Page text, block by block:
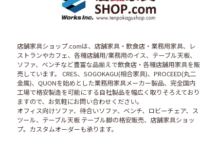
店舗家具ショップ.comは、店舗家具・飲食店・業務用家具、レ
ストランやカフェ、各種店舗用/業務用のイス、テーブル天板、
ソファ、ベンチなど豊富な品揃えで飲食店・各種店舗用家具を販
売しています。 CRES、SOGOKAGU(相合家具)、PROCEED(丸二
金属)、QUONを始めとした業務用家具メーカー製品、完全国内
工場で格安製造を可能にする自社製品を幅広く取りそろえており
ますので、お気軽にお問い合わせください。
オフィス向けソファ、待合いソファ、ベンチ、ロビーチェア、ス
ツール、テーブル天板 テーブル脚の格安販売、店舗家具ショッ
プ。カスタムオーダーも承ります。